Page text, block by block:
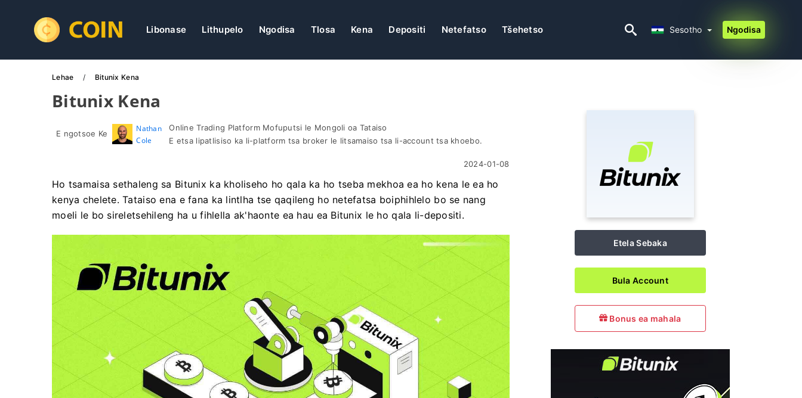
Libonase Lithupelo Ngodisa Tlosa Kena Depositi Netefatso Tšehetso Sesotho Ngodisa
Lehae Bitunix Kena
Bitunix Kena
E ngotsoe Ke
Nathan
Cole
Online Trading Platform Mofuputsi le Mongoli oa Tataiso
E etsa lipatlisiso ka li-platform tsa broker le litsamaiso tsa li-account tsa khoebo.
2024-01-08
Ho tsamaisa sethaleng sa Bitunix ka kholiseho ho qala ka ho tseba mekhoa ea ho kena le ea ho
kenya chelete. Tataiso ena e fana ka lintlha tse qaqileng ho netefatsa boiphihlelo bo se nang
moeli le bo sireletsehileng ha u fihlella ak'haonte ea hau ea Bitunix le ho qala li-depositi.
Etela Sebaka
Bula Account
Bonus ea mahala